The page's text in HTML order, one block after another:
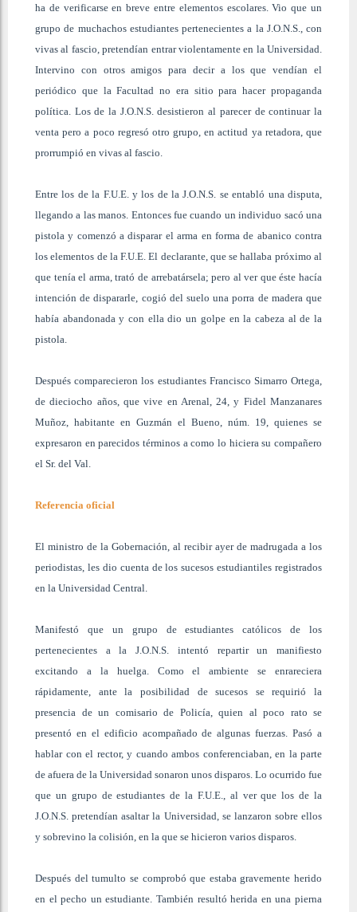
ha de verificarse en breve entre elementos escolares. Vio que un
grupo de muchachos estudiantes pertenecientes a la J.O.N.S., con
vivas al fascio, pretendían entrar violentamente en la Universidad.
Intervino con otros amigos para decir a los que vendían el
periódico que la Facultad no era sitio para hacer propaganda
política. Los de la J.O.N.S. desistieron al parecer de continuar la
venta pero a poco regresó otro grupo, en actitud ya retadora, que
prorrumpió en vivas al fascio.
Entre los de la F.U.E. y los de la J.O.N.S. se entabló una disputa,
llegando a las manos. Entonces fue cuando un individuo sacó una
pistola y comenzó a disparar el arma en forma de abanico contra
los elementos de la F.U.E. El declarante, que se hallaba próximo al
que tenía el arma, trató de arrebatársela; pero al ver que éste hacía
intención de dispararle, cogió del suelo una porra de madera que
había abandonada y con ella dio un golpe en la cabeza al de la
pistola.
Después comparecieron los estudiantes Francisco Simarro Ortega,
de dieciocho años, que vive en Arenal, 24, y Fidel Manzanares
Muñoz, habitante en Guzmán el Bueno, núm. 19, quienes se
expresaron en parecidos términos a como lo hiciera su compañero
el Sr. del Val.
Referencia oficial
El ministro de la Gobernación, al recibir ayer de madrugada a los
periodistas, les dio cuenta de los sucesos estudiantiles registrados
en la Universidad Central.
Manifestó que un grupo de estudiantes católicos de los
pertenecientes a la J.O.N.S. intentó repartir un manifiesto
excitando a la huelga. Como el ambiente se enrareciera
rápidamente, ante la posibilidad de sucesos se requirió la
presencia de un comisario de Policía, quien al poco rato se
presentó en el edificio acompañado de algunas fuerzas. Pasó a
hablar con el rector, y cuando ambos conferenciaban, en la parte
de afuera de la Universidad sonaron unos disparos. Lo ocurrido fue
que un grupo de estudiantes de la F.U.E., al ver que los de la
J.O.N.S. pretendían asaltar la Universidad, se lanzaron sobre ellos
y sobrevino la colisión, en la que se hicieron varios disparos.
Después del tumulto se comprobó que estaba gravemente herido
en el pecho un estudiante. También resultó herida en una pierna